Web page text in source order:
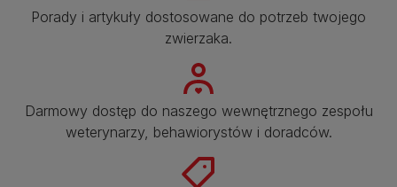
Porady i artykuły dostosowane do potrzeb twojego
zwierzaka.​
Darmowy dostęp do naszego wewnętrznego zespołu
weterynarzy, behawiorystów i doradców.​